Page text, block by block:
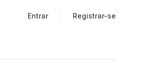
Entrar Registrar-se